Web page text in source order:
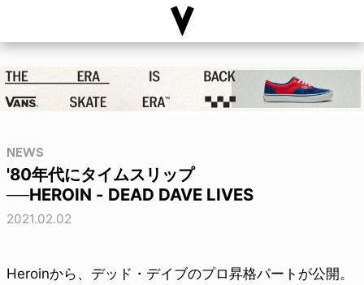
NEWS
'80年代にタイムスリップ
──HEROIN - DEAD DAVE LIVES
2021.02.02
Heroinから、デッド・デイブのプロ昇格パートが公開。